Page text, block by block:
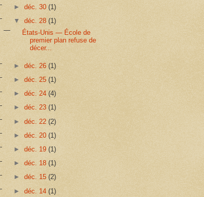
► déc. 30 (1)
▼ déc. 28 (1)
États-Unis — École de
premier plan refuse de
décer...
► déc. 26 (1)
► déc. 25 (1)
► déc. 24 (4)
► déc. 23 (1)
► déc. 22 (2)
► déc. 20 (1)
► déc. 19 (1)
► déc. 18 (1)
► déc. 15 (2)
► déc. 14 (1)